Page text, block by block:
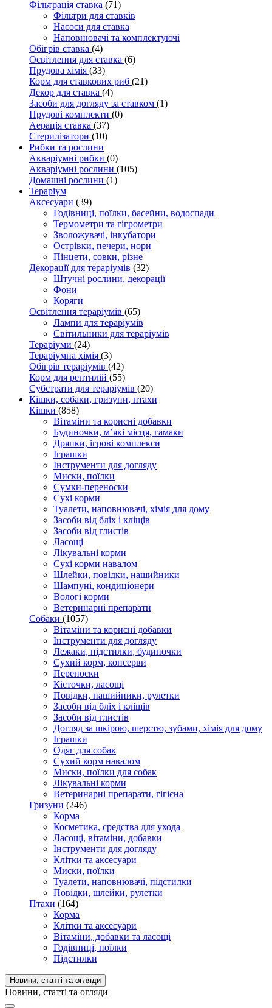
Фільтрація ставка (71)
Фільтри для ставків
Насоси для ставка
Наповнювачі та комплектуючі
Обігрів ставка (4)
Освітлення для ставка (6)
Прудова хімія (33)
Корм для ставкових риб (21)
Декор для ставка (4)
Засоби для догляду за ставком (1)
Прудові комплекти (0)
Аерація ставка (37)
Стерилізатори (10)
Рибки та рослини
Акваріумні рибки (0)
Акваріумні рослини (105)
Домашні рослини (1)
Тераріум
Аксесуари (39)
Годівниці, поїлки, басейни, водоспади
Термометри та гігрометри
Зволожувачі, інкубатори
Острівки, печери, нори
Пінцети, совки, різне
Декорації для тераріумів (32)
Штучні рослини, декорації
Фони
Коряги
Освітлення тераріумів (65)
Лампи для тераріумів
Світильники для тераріумів
Тераріуми (24)
Тераріумна хімія (3)
Обігрів тераріумів (42)
Корм для рептилій (55)
Субстрати для тераріумів (20)
Кішки, собаки, гризуни, птахи
Кішки (858)
Вітаміни та корисні добавки
Будиночки, м’які місця, гамаки
Дряпки, ігрові комплекси
Іграшки
Інструменти для догляду
Миски, поїлки
Сумки-переноски
Сухі корми
Туалети, наповнювачі, хімія для дому
Засоби від бліх і кліщів
Засоби від глистів
Ласощі
Лікувальні корми
Сухі корми навалом
Шлейки, повідки, нашийники
Шампуні, кондиціонери
Вологі корми
Ветеринарні препарати
Собаки (1057)
Вітаміни та корисні добавки
Інструменти для догляду
Лежаки, підстилки, будиночки
Сухий корм, консерви
Переноски
Кісточки, ласощі
Повідки, нашийники, рулетки
Засоби від бліх і кліщів
Засоби від глистів
Догляд за шкірою, шерстю, зубами, хімія для дому
Іграшки
Одяг для собак
Сухий корм навалом
Миски, поїлки для собак
Лікувальні корми
Ветеринарні препарати, гігієна
Гризуни (246)
Корма
Косметика, средства для ухода
Ласощі, вітаміни, добавки
Інструменти для догляду
Клітки та аксесуари
Миски, поїлки
Туалети, наповнювачі, підстилки
Повідки, шлейки, рулетки
Птахи (164)
Корма
Клітки та аксесуари
Вітаміни, добавки та ласощі
Годівниці, поїлки
Підстилки
Новини, статті та огляди
Новини, статті та огляди